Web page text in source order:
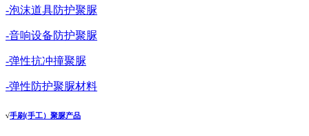
-泡沫道具防护聚脲
-音响设备防护聚脲
-弹性抗冲撞聚脲
-弹性防护聚脲材料
√手刷(手工）聚脲产品